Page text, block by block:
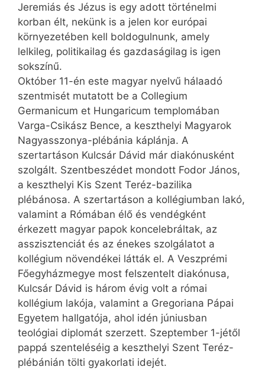
Jeremiás és Jézus is egy adott történelmi
korban élt, nekünk is a jelen kor európai
környezetében kell boldogulnunk, amely
lelkileg, politikailag és gazdaságilag is igen
sokszínű.
Október 11-én este magyar nyelvű hálaadó
szentmisét mutatott be a Collegium
Germanicum et Hungaricum templomában
Varga-Csikász Bence, a keszt­helyi Magyarok
Nagyasszonya-plébánia káplánja. A
szertartáson Kulcsár Dávid már diakónusként
szolgált. Szentbeszédet mondott Fodor János,
a keszthelyi Kis Szent Teréz-bazilika
plébánosa. A szertartáson a kollégiumban lakó,
valamint a Rómában élő és vendégként
érkezett magyar papok konce­lebráltak, az
asszisztenciát és az énekes szolgálatot a
kollégium növendékei látták el. A Veszprémi
Főegyházmegye most felszentelt diakónusa,
Kulcsár Dávid is három évig volt a római
kollégium lakója, valamint a Gregoriana Pápai
Egyetem hallgatója, ahol idén júniusban
teológiai diplomát szerzett. Szeptember 1-jétől
pappá szenteléséig a keszthelyi Szent Teréz-
plébánián tölti gyakorlati idejét.